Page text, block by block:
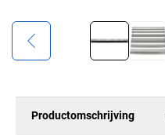
Productomschrijving